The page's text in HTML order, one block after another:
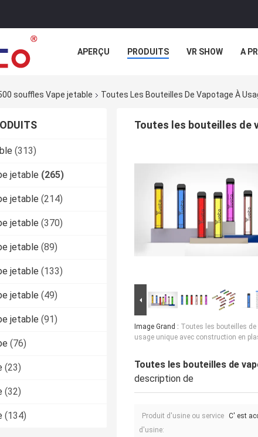
APERÇU PRODUITS VR SHOW A
souffles Vape jetable Toutes Les Bouteilles De Vapotage À
(313)
jetable (265)
jetable (214)
jetable (370)
jetable (89)
jetable (133)
jetable (49)
jetable (91)
(76)
(23)
(32)
(134)
Toutes les bouteilles de
Image Grand : Toutes les bouteilles de
usage unique avec construction en
Toutes les bouteilles de
description de
Produit d'usine ou service
d'usine:
C' est